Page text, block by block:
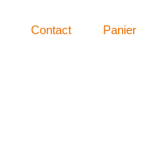
Contact Panier